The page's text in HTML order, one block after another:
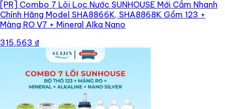
[PR] Combo 7 Lõi Lọc Nước SUNHOUSE Mới Cắm Nhanh
Chính Hãng Model SHA8866K, SHA8868K Gồm 123 +
Màng RO V7 + Mineral Alka Nano
315.563 ₫